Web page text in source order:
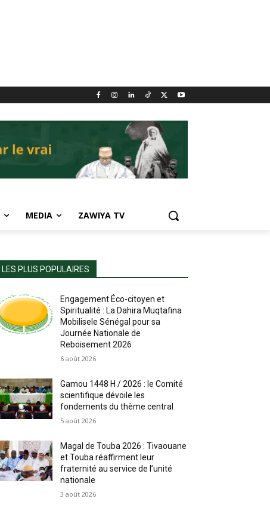
MEDIA ZAWIYA TV
LES PLUS POPULAIRES
Engagement Éco-citoyen et
Spiritualité : La Dahira Muqtafina
Mobilisele Sénégal pour sa
Journée Nationale de
Reboisement 2026
6 août 2026
Gamou 1448 H / 2026 : le Comité
scientifique dévoile les
fondements du thème central
5 août 2026
Magal de Touba 2026 : Tivaouane
et Touba réaffirment leur
fraternité au service de l’unité
nationale
3 août 2026